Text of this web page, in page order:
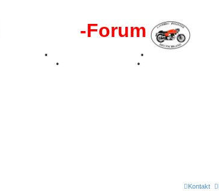
-Forum
• •
• •
Kontakt